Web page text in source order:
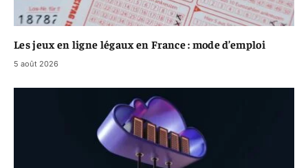
Les jeux en ligne légaux en France : mode d’emploi
5 août 2026